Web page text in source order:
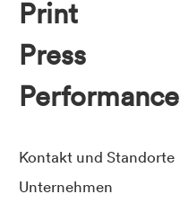
Print
Press
Performance
Kontakt und Standorte
Unternehmen